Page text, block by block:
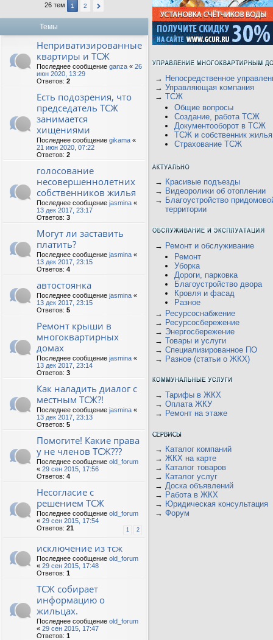
26 тем 1 2
Темы
Неприватизированные
квартиры и ТСЖ
Последнее сообщение ganza « 26
июн 2020, 13:29
Ответов: 2
Есть подозрения, что
председатель ТСЖ
занимается
хищениями
Последнее сообщение gikama «
21 июн 2020, 07:22
Ответов: 2
голосование
несовершеннолетних
собственников жилья
Последнее сообщение jasmina «
13 дек 2017, 23:17
Ответов: 3
Могут ли заставить
платить?
Последнее сообщение jasmina «
13 дек 2017, 23:15
Ответов: 4
автостоянка
Последнее сообщение jasmina «
13 дек 2017, 23:15
Ответов: 5
Ремонт крыши в
многоквартирных
домах
Последнее сообщение jasmina «
13 дек 2017, 23:14
Ответов: 3
Как наладить диалог с
местным ТСЖ?!
Последнее сообщение jasmina «
13 дек 2017, 23:13
Ответов: 5
Помогите! Какие права
у не членов ТСЖ???
Последнее сообщение old_forum
« 29 сен 2015, 17:56
Ответов: 4
Несогласие с
решением ТСЖ
Последнее сообщение old_forum
« 29 сен 2015, 17:54
Ответов: 21 1 2
исключение из тсж
Последнее сообщение old_forum
« 29 сен 2015, 17:48
Ответов: 1
ТСЖ собирает
информацию о
жильцах.
Последнее сообщение old_forum
« 29 сен 2015, 17:47
Ответов: 1
→ Непосредственное
→ Управляющая компания
→ ТСЖ
Общие вопросы
Создание, работа ТСЖ
Документооборот в ТСЖ
ТСЖ и собственник жилья
Страхование ТСЖ
→ Красивые подъезды
→ Видеоролики об отоплении
→ Благоустройство
территории
→ Ремонт и обслуживание
Ремонт
Уборка
Дороги, парковка
Благоустройство двора
Кровля и фасад
Разное
→ Ресурсоснабжение
→ Ресурсосбережение
→ Энергосбережение
→ Товары и услуги
→ Специализированное ПО
→ Разное (статьи о ЖКХ)
→ Тарифы в ЖКХ
→ Оплата ЖКУ
→ Ремонт на этаже
→ Каталог компаний
→ ЖКХ на карте
→ Каталог товаров
→ Каталог услуг
→ Доска объявлений
→ Работа в ЖКХ
→ Юридическая консультация
→ Форум